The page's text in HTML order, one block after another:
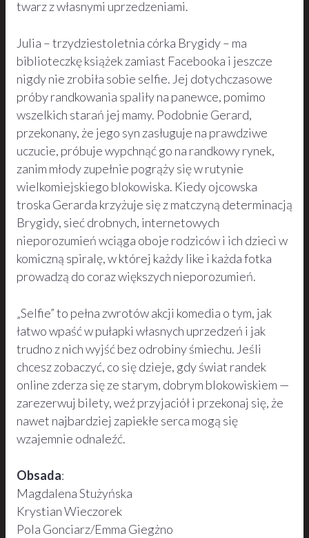
twarz z własnymi uprzedzeniami.
Julia – trzydziestoletnia córka Brygidy – ma
biblioteczkę książek zamiast Facebooka i jeszcze
nigdy nie zrobiła sobie selfie. Jej dotychczasowe
próby randkowania spaliły na panewce, pomimo
wszelkich starań jej mamy. Podobnie Gerard,
przekonany, że jego syn zasługuje na prawdziwe
uczucie, próbuje wypchnąć go na randkowy rynek,
zanim młody zupełnie pogrąży się w rutynie
wielkomiejskiego blokowiska. Kiedy ojcowska
troska Gerarda krzyżuje się z matczyną determinacją
Brygidy, sieć drobnych, internetowych
nieporozumień wciąga oboje rodziców i ich dzieci w
komiczną spiralę, w której każdy like i każda fotka
prowadzą do coraz większych nieporozumień.
„Selfie” to pełna zwrotów akcji komedia o tym, jak
łatwo wpaść w pułapki własnych uprzedzeń i jak
trudno z nich wyjść bez odrobiny śmiechu. Jeśli
chcesz zobaczyć, co się dzieje, gdy świat randek
online zderza się ze starym, dobrym blokowiskiem —
zarezerwuj bilety, weź przyjaciół i przekonaj się, że
nawet najbardziej zapiekłe serca mogą się
wzajemnie odnaleźć.
Obsada:
Magdalena Stużyńska
Krystian Wieczorek
Pola Gonciarz/Emma Giegżno